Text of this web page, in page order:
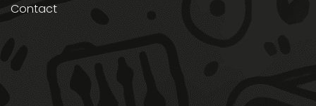
Contact